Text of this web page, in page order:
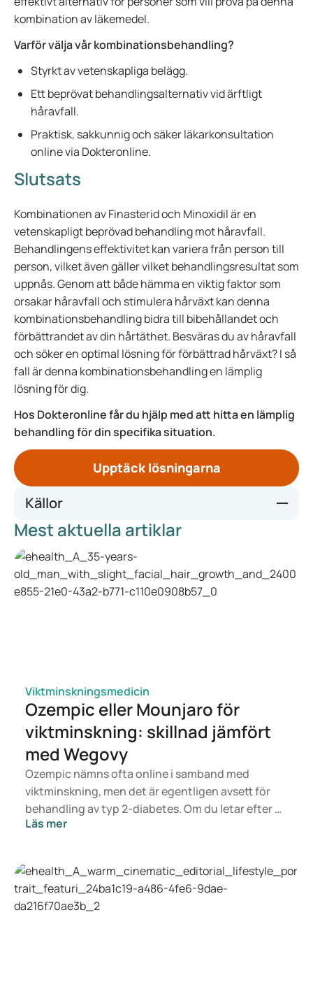
kombination av läkemedel.
Varför välja vår kombinationsbehandling?
Styrkt av vetenskapliga belägg.
Ett beprövat behandlingsalternativ vid ärftligt
håravfall.
Praktisk, sakkunnig och säker läkarkonsultation
online via Dokteronline.
Slutsats
Kombinationen av Finasterid och Minoxidil är en
vetenskapligt beprövad behandling mot håravfall.
Behandlingens effektivitet kan variera från person till
person, vilket även gäller vilket behandlingsresultat som
uppnås. Genom att både hämma en viktig faktor som
orsakar håravfall och stimulera hårväxt kan denna
kombinationsbehandling bidra till bibehållandet och
förbättrandet av din hårtäthet. Besväras du av håravfall
och söker en optimal lösning för förbättrad hårväxt? I så
fall är denna kombinationsbehandling en lämplig
lösning för dig.
Hos Dokteronline får du hjälp med att hitta en lämplig
behandling för din specifika situation.
Upptäck lösningarna
Källor
finasteride (bij alopecia)
The Efficacy and Safety of Finasteride Combined with
Topical Minoxidil for Androgenetic Alopecia: A Systematic
Review and Meta-analysis - PubMed
Comparative Efficacy of Topical Finasteride (0.25%) in
Mest aktuella artiklar
Viktminskningsmedicin
Ozempic eller Mounjaro för
viktminskning: skillnad jämfört
med Wegovy
Ozempic nämns ofta online i samband med
viktminskning, men det är egentligen avsett för
behandling av typ 2-diabetes. Om du letar efter en
behandling för viktkontroll är det snarare
avgörs av en läkare utifrån din hälsa, ditt BMI och
din medicinanvändning.
Läs mer